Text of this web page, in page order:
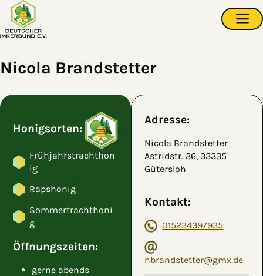
Zum Hauptinhalt springen
Nicola Brandstetter
Honigsorten:
Frühjahrstrachthon
ig
Rapshonig
Sommertrachthoni
g
Öffnungszeiten:
gerne abends
Adresse:
Nicola Brandstetter
Astridstr. 36, 33335
Gütersloh
Kontakt:
015234397935
nbrandstetter@gmx.de